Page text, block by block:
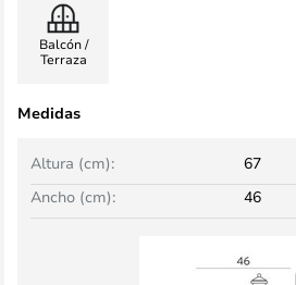
Balcón /
Terraza
Medidas
Ancho (cm): 46
Altura (cm): 67